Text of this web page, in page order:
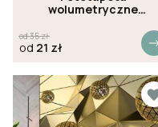
wolumetryczne
od35zł
od 21 zł